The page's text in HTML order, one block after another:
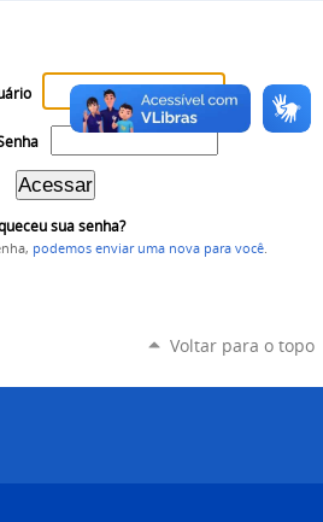
sua senha?
podemos enviar uma nova para você
Voltar para o topo